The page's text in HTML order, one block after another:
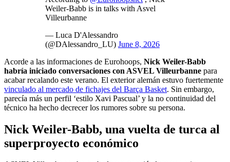
Weiler-Babb is in talks with Asvel
Villeurbanne
— Luca D'Alessandro
(@DAlessandro_LU) June 8, 2026
Acorde a las informaciones de Eurohoops, Nick Weiler-Babb
habría iniciado conversaciones con ASVEL Villeurbanne para
acabar recalando este verano. El exterior alemán estuvo fuertemente
vinculado al mercado de fichajes del Barça Basket. Sin embargo,
parecía más un perfil ‘estilo Xavi Pascual’ y la no continuidad del
técnico ha hecho decrecer los rumores sobre su persona.
Nick Weiler-Babb, una vuelta de turca al
superproyecto económico